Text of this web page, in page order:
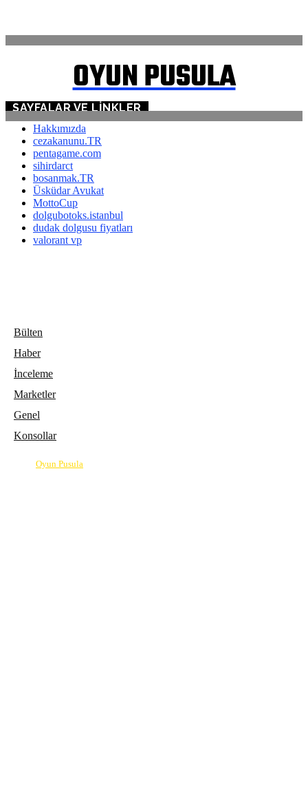
OYUN PUSULA
SAYFALAR VE LINKLER
Hakkımızda
cezakanunu.TR
pentagame.com
sihirdarct
bosanmak.TR
Üsküdar Avukat
MottoCup
dolgubotoks.istanbul
dudak dolgusu fiyatları
valorant vp
Bülten
Haber
İnceleme
Marketler
Genel
Konsollar
Oyun Pusula